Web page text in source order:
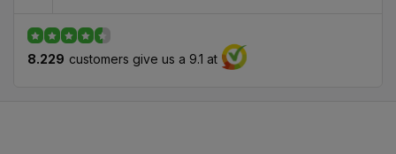
8.229 customers give us a 9.1 at